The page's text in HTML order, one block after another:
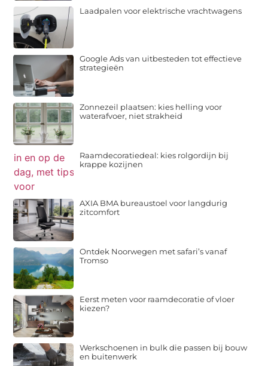
Laadpalen voor elektrische vrachtwagens
Google Ads van uitbesteden tot effectieve
strategieën
Zonnezeil plaatsen: kies helling voor
waterafvoer, niet strakheid
Raamdecoratiedeal: kies rolgordijn bij
krappe kozijnen
AXIA BMA bureaustoel voor langdurig
zitcomfort
Ontdek Noorwegen met safari’s vanaf
Tromso
Eerst meten voor raamdecoratie of vloer
kiezen?
Werkschoenen in bulk die passen bij bouw
en buitenwerk